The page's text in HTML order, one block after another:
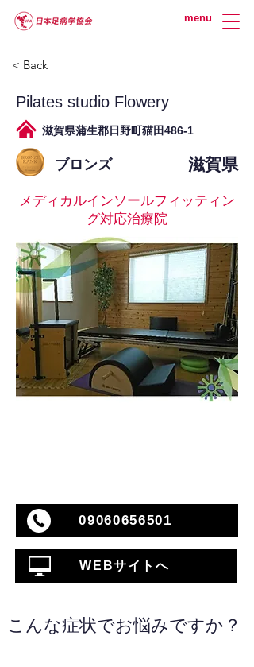
menu
< Back
Pilates studio Flowery
滋賀県蒲生郡日野町猫田486-1
ブロンズ 滋賀県
メディカルインソールフィッティン
グ対応治療院
09060656501
WEBサイトへ
こんな症状でお悩みですか？